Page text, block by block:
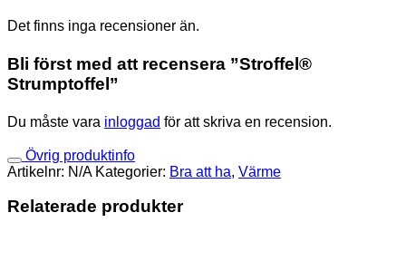
Det finns inga recensioner än.
Bli först med att recensera ”Stroffel®
Strumptoffel”
Du måste vara inloggad för att skriva en recension.
Övrig produktinfo
Artikelnr: N/A Kategorier: Bra att ha, Värme
Relaterade produkter